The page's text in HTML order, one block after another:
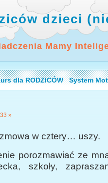
dzieci
Mamy
dla RODZICÓW System
»
w cztery… uszy.
porozmawiać ze
szkoły,